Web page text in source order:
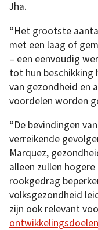
Jha.
“Het grootste
met een laag of
– een eenvoudig
tot hun beschikking
van gezondheid en
voordelen worden
“De bevindingen
verreikende
Marquez,
alleen zullen
rookgedrag
volksgezondheid
zijn ook relevant